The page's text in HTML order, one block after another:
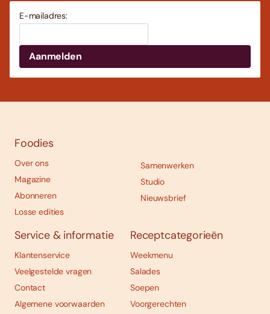
E-mailadres:
Foodies
Over ons
Magazine
Abonneren
Losse edities
Samenwerken
Studio
Nieuwsbrief
Service & informatie
Klantenservice
Veelgestelde vragen
Contact
Algemene voorwaarden
Receptcategorieën
Weekmenu
Salades
Soepen
Voorgerechten